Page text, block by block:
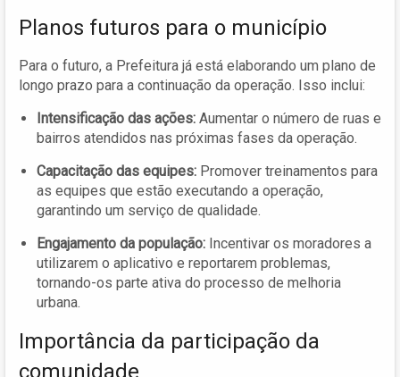
Planos futuros para o município
Para o futuro, a Prefeitura já está elaborando um plano de
longo prazo para a continuação da operação. Isso inclui:
Intensificação das ações: Aumentar o número de ruas e
bairros atendidos nas próximas fases da operação.
Capacitação das equipes: Promover treinamentos para
as equipes que estão executando a operação,
garantindo um serviço de qualidade.
Engajamento da população: Incentivar os moradores a
utilizarem o aplicativo e reportarem problemas,
tornando-os parte ativa do processo de melhoria
urbana.
Importância da participação da
comunidade